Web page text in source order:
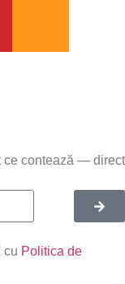
ce contează — direct
cu Politica de